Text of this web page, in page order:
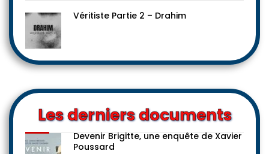
Véritiste Partie 2 – Drahim
Les derniers documents
Devenir Brigitte, une enquête de Xavier
Poussard